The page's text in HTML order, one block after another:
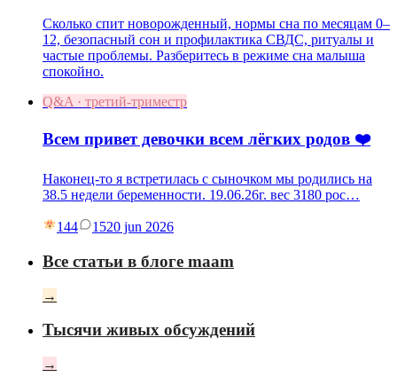
Сколько спит новорожденный, нормы сна по месяцам 0–
12, безопасный сон и профилактика СВДС, ритуалы и
частые проблемы. Разберитесь в режиме сна малыша
спокойно.
Q&A · третий-триместр
Всем привет девочки всем лёгких родов ❤️
Наконец-то я встретилась с сыночком мы родились на
38.5 недели беременности. 19.06.26г. вес 3180 рос…
144 1520 jun 2026
Все статьи в блоге maam
→
Тысячи живых обсуждений
→